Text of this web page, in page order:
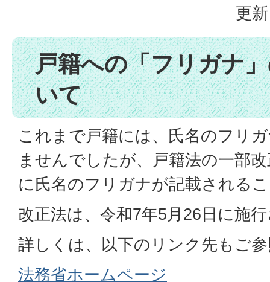
更
戸籍への「フリガナ
いて
これまで戸籍には、氏名のフリ
ませんでしたが、戸籍法の一部
に氏名のフリガナが記載される
改正法は、令和7年5月26日に施
詳しくは、以下のリンク先もご
法務省ホームページ